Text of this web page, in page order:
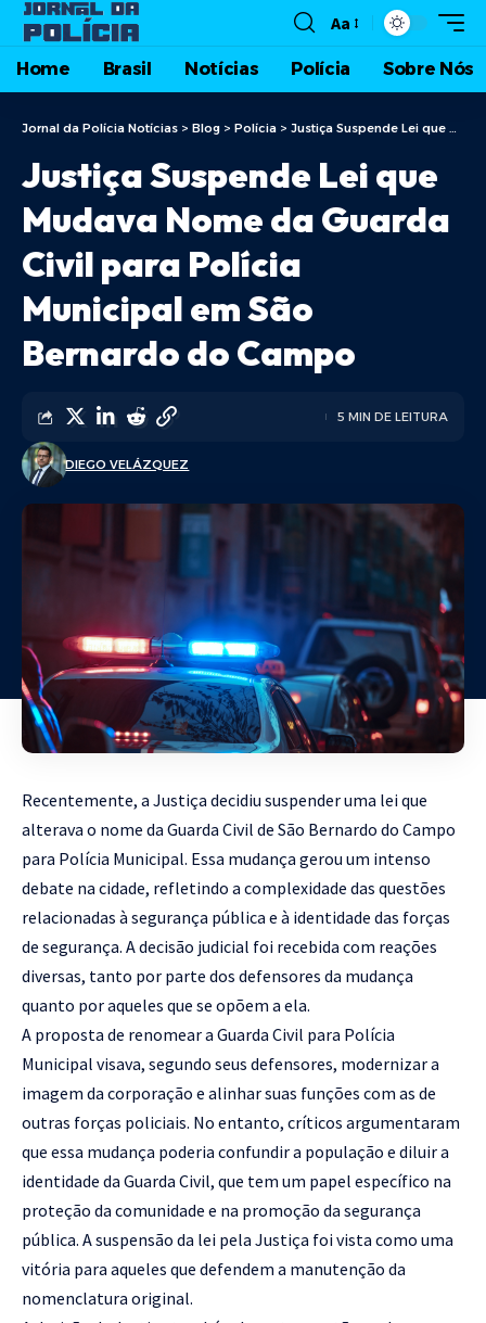
Aa
Home Brasil Notícias Polícia Sobre Nós
Jornal da Polícia Notícias > Blog > Polícia > Justiça Suspende Lei que Mudava Nome da Guarda Civil para Polícia Municipal em São Bernardo do Campo
Justiça Suspende Lei que
Mudava Nome da Guarda
Civil para Polícia
Municipal em São
Bernardo do Campo
DIEGO VELÁZQUEZ
5 MIN DE LEITURA
Recentemente, a Justiça decidiu suspender uma lei que
alterava o nome da Guarda Civil de São Bernardo do Campo
para Polícia Municipal. Essa mudança gerou um intenso
debate na cidade, refletindo a complexidade das questões
relacionadas à segurança pública e à identidade das forças
de segurança. A decisão judicial foi recebida com reações
diversas, tanto por parte dos defensores da mudança
quanto por aqueles que se opõem a ela.
A proposta de renomear a Guarda Civil para Polícia
Municipal visava, segundo seus defensores, modernizar a
imagem da corporação e alinhar suas funções com as de
outras forças policiais. No entanto, críticos argumentaram
que essa mudança poderia confundir a população e diluir a
identidade da Guarda Civil, que tem um papel específico na
proteção da comunidade e na promoção da segurança
pública. A suspensão da lei pela Justiça foi vista como uma
vitória para aqueles que defendem a manutenção da
nomenclatura original.